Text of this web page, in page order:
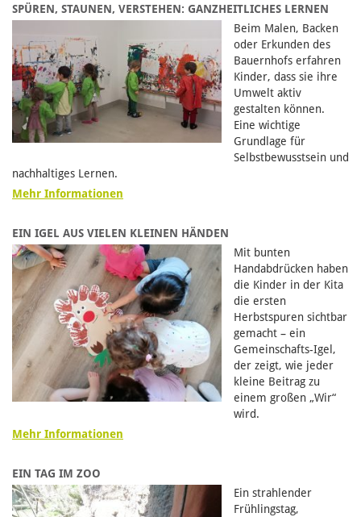
SPÜREN, STAUNEN, VERSTEHEN: GANZHEITLICHES LERNEN
Beim Malen, Backen
oder Erkunden des
Bauernhofs erfahren
Kinder, dass sie ihre
Umwelt aktiv
gestalten können.
Eine wichtige
Grundlage für
Selbstbewusstsein und
nachhaltiges Lernen.
Mehr Informationen
EIN IGEL AUS VIELEN KLEINEN HÄNDEN
Mit bunten
Handabdrücken haben
die Kinder in der Kita
die ersten
Herbstspuren sichtbar
gemacht – ein
Gemeinschafts-Igel,
der zeigt, wie jeder
kleine Beitrag zu
einem großen „Wir“
wird.
Mehr Informationen
EIN TAG IM ZOO
Ein strahlender
Frühlingstag,